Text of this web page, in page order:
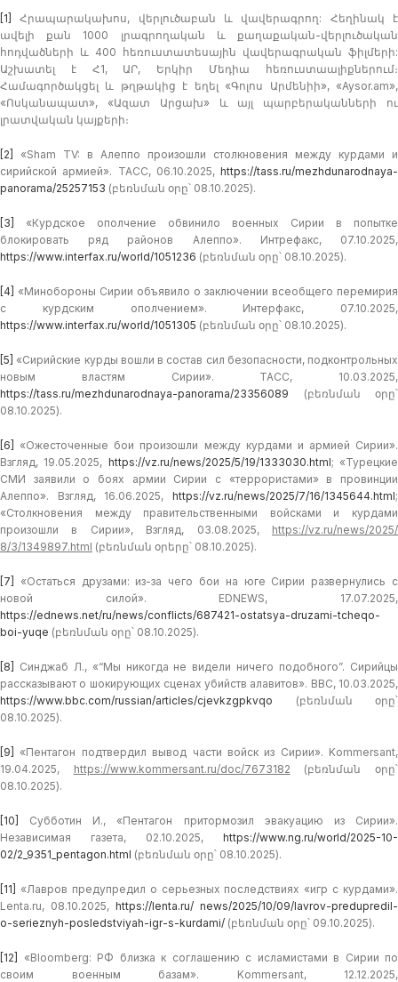
[1]
Հրապարակախոս, վերլուծաբան և վավերագրող: Հեղինակ է
ավելի քան 1000 լրագրողական և քաղաքական-վերլուծական
հոդվածների և 400 հեռուստատեսային վավերագրական ֆիլմերի:
Աշխատել է Հ1, ԱՐ, Երկիր Մեդիա հեռուստաալիքներում։
Համագործակցել և թղթակից է եղել «Գոլոս Արմենիի», «Aysor.am»,
«Ոսկանապատ», «Ազատ Արցախ» և այլ պարբերականների ու
լրատվական կայքերի։
[2]
«Sham TV: в Алеппо произошли столкновения между курдами и
сирийской армией». TACC, 06.10.2025, https://tass.ru/mezhdunarodnaya-
panorama/25257153 (բեռնման օրը՝ 08.10.2025).
[3]
«Курдское ополчение обвинило военных Сирии в попытке
блокировать ряд районов Алеппо». Интрефакс, 07.10.2025,
https://www.interfax.ru/world/1051236 (բեռնման օրը՝ 08.10.2025).
[4] «Минобороны Сирии объявило о заключении всеобщего перемирия
с курдским ополчением». Интерфакс, 07.10.2025,
https://www.interfax.ru/world/1051305 (բեռնման օրը՝ 08.10.2025).
[5] «Сирийские курды вошли в состав сил безопасности, подконтрольных
новым властям Сирии». TACC, 10.03.2025,
https://tass.ru/mezhdunarodnaya-panorama/23356089 (բեռնման օրը՝
08.10.2025).
[6]
«Ожесточенные бои произошли между курдами и армией Сирии».
Взгляд, 19.05.2025, https://vz.ru/news/2025/5/19/1333030.html; «Турецкие
СМИ заявили о боях армии Сирии с «террористами» в провинции
Алеппо». Взгляд, 16.06.2025, https://vz.ru/news/2025/7/16/1345644.html;
«Столкновения между правительственными войсками и курдами
произошли в Сирии», Взгляд, 03.08.2025, https://vz.ru/news/2025/
8/3/1349897.html (բեռնման օրերը՝ 08.10.2025).
[7]
«Остаться друзами: из-за чего бои на юге Сирии развернулись с
новой силой». EDNEWS, 17.07.2025,
https://ednews.net/ru/news/conflicts/687421-ostatsya-druzami-tcheqo-
boi-yuqe (բեռնման օրը՝ 08.10.2025).
[8]
Синджаб Л., «“Мы никогда не видели ничего подобного”. Сирийцы
рассказывают о шокирующих сценах убийств алавитов». BBC, 10.03.2025,
https://www.bbc.com/russian/articles/cjevkzgpkvqo (բեռնման օրը՝
08.10.2025).
[9]
«Пентагон подтвердил вывод части войск из Сирии». Kommersant,
19.04.2025, https://www.kommersant.ru/doc/7673182 (բեռնման օրը՝
08.10.2025).
[10]
Субботин И., «Пентагон притормозил эвакуацию из Сирии».
Независимая газета, 02.10.2025, https://www.ng.ru/world/2025-10-
02/2_9351_pentagon.html (բեռնման օրը՝ 08.10.2025).
[11]
«Лавров предупредил о серьезных последствиях «игр с курдами».
Lenta.ru, 08.10.2025, https://lenta.ru/ news/2025/10/09/lavrov-predupredil-
o-serieznyh-posledstviyah-igr-s-kurdami/ (բեռնման օրը՝ 09.10.2025).
[12]
«Bloomberg: РФ близка к соглашению с исламистами в Сирии по
своим военным базам». Kommersant, 12.12.2025,